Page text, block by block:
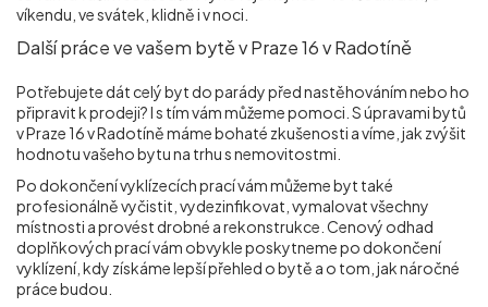
víkendu, ve svátek, klidně i v noci.
Další práce ve vašem bytě v Praze 16 v Radotíně
Potřebujete dát celý byt do parády před nastěhováním nebo ho
připravit k prodeji? I s tím vám můžeme pomoci. S úpravami bytů
v Praze 16 v Radotíně máme bohaté zkušenosti a víme, jak zvýšit
hodnotu vašeho bytu na trhu s nemovitostmi.
Po dokončení vyklízecích prací vám můžeme byt také
profesionálně vyčistit, vydezinfikovat, vymalovat všechny
místnosti a provést drobné a rekonstrukce. Cenový odhad
doplňkových prací vám obvykle poskytneme po dokončení
vyklízení, kdy získáme lepší přehled o bytě a o tom, jak náročné
práce budou.